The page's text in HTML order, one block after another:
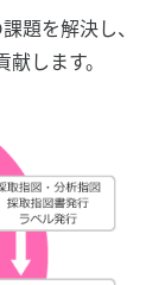
題を解決し、
します。